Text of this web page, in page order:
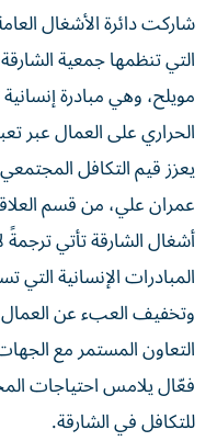
شاركت دائرة الأشغال
التي تنظمها جمعية
مويلح، وهي مبادرة
الحراري على العمال عبر
يعزز قيم التكافل
عمران علي، من قسم
أشغال الشارقة تأتي
المبادرات الإنسانية
وتخفيف العبء عن
التعاون المستمر مع
فعّال يلامس احتياجات
للتكافل في الشارقة.